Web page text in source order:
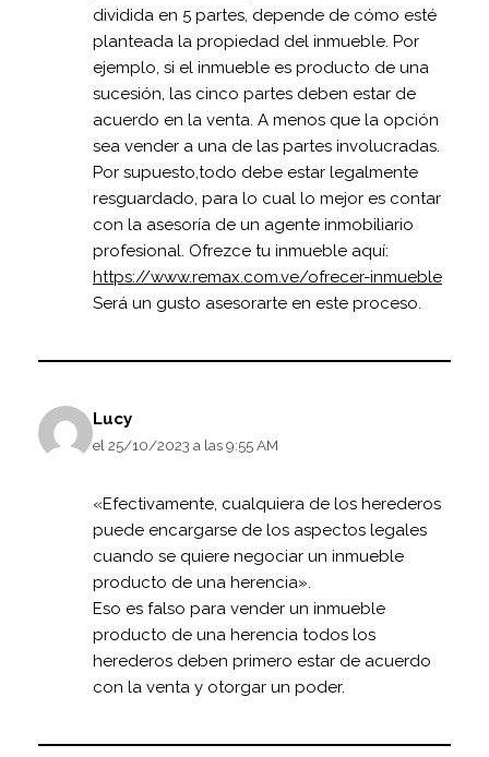
dividida en 5 partes, depende de cómo esté
planteada la propiedad del inmueble. Por
ejemplo, si el inmueble es producto de una
sucesión, las cinco partes deben estar de
acuerdo en la venta. A menos que la opción
sea vender a una de las partes involucradas.
Por supuesto,todo debe estar legalmente
resguardado, para lo cual lo mejor es contar
con la asesoría de un agente inmobiliario
profesional. Ofrezce tu inmueble aquí:
https://www.remax.com.ve/ofrecer-inmueble
Será un gusto asesorarte en este proceso.
Lucy
el 25/10/2023 a las 9:55 AM
«Efectivamente, cualquiera de los herederos
puede encargarse de los aspectos legales
cuando se quiere negociar un inmueble
producto de una herencia».
Eso es falso para vender un inmueble
producto de una herencia todos los
herederos deben primero estar de acuerdo
con la venta y otorgar un poder.